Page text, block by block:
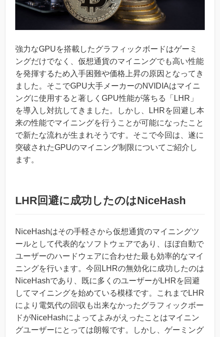
強力なGPUを搭載したグラフィックボードはゲーミ
ングだけでなく、仮想通貨のマイニングでも高い性能
を発揮するため入手困難や価格上昇の原因となってき
ました。そこでGPU大手メーカーのNVIDIAはマイニ
ングに使用すると著しくGPU性能が落ちる「LHR」
を導入し対抗してきました。しかし、LHRを回避し本
来の性能でマイニングを行うことが可能になったこと
で新たな流れが生まれそうです。そこで今回は、遂に
突破されたGPUのマイニング制限についてご紹介し
ます。
LHR回避に成功したのはNiceHash
NiceHashはその手軽さから仮想通貨のマイニングツ
ールとして代表的なソフトウェアであり、ほぼ自動で
ユーザーのハードウェアに合わせた最も効率的なマイ
ニングを行います。今回LHRの無効化に成功したのは
NiceHashであり、既に多くのユーザーがLHRを回避
してマイニングを始めている模様です。これまでLHR
により電気代の回収も出来なかったグラフィックボー
ドがNiceHashによってよみがえったことはマイニン
グユーザーにとっては朗報です。しかし、ゲーミング